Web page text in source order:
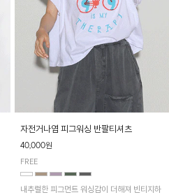
자전거나염 피그워싱 반팔티셔츠
40,000원
FREE
내추럴한 피그먼트 워싱감이 더해져 빈티지하